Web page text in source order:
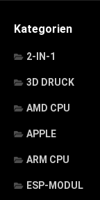
Kategorien
2-IN-1
3D DRUCK
AMD CPU
APPLE
ARM CPU
ESP-MODUL